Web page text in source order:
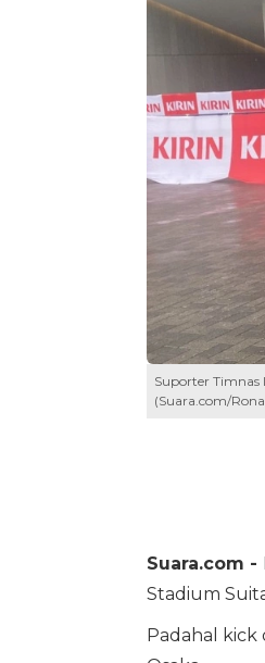
Suporter Timnas
(Suara.com/
Suara.com -
Stadium
Padahal